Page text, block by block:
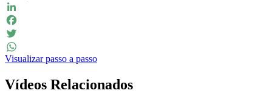
LinkedIn
Facebook
Twitter
WhatsApp
Visualizar passo a passo
Vídeos Relacionados